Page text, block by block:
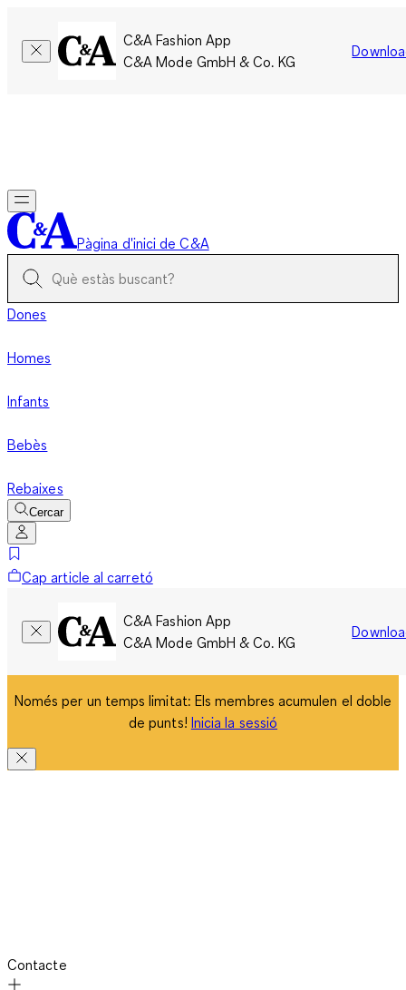
C&A Fashion App
C&A Mode GmbH & Co. KG
Pàgina d'inici de C&A
Dones
Homes
Infants
Bebès
Rebaixes
Cercar
Cap article al carretó
C&A Fashion App
C&A Mode GmbH & Co. KG
Només per un temps limitat: Els membres acumulen el doble
de punts! Inicia la sessió
Contacte